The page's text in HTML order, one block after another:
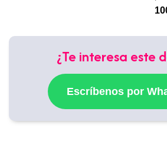
¿Te interesa este
Escríbenos por